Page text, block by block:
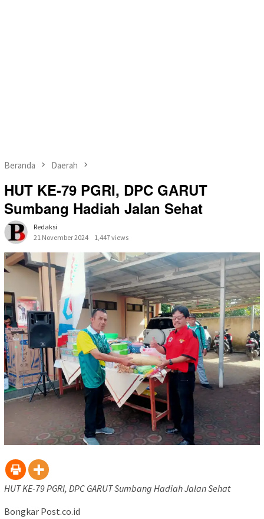
Beranda Daerah
HUT KE-79 PGRI, DPC GARUT
Sumbang Hadiah Jalan Sehat
Redaksi
21 November 2024
1,447 views
HUT KE-79 PGRI, DPC GARUT Sumbang Hadiah Jalan Sehat
Bongkar Post.co.id